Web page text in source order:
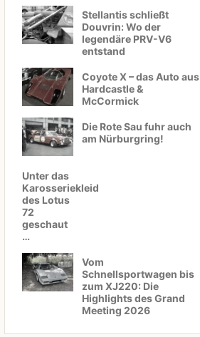
Stellantis schließt
Douvrin: Wo der
legendäre PRV-V6
entstand
Coyote X – das Auto aus
Hardcastle &
McCormick
Die Rote Sau fuhr auch
am Nürburgring!
Unter das
Karosseriekleid
des Lotus
72
geschaut
…
Vom
Schnellsportwagen bis
zum XJ220: Die
Highlights des Grand
Meeting 2026